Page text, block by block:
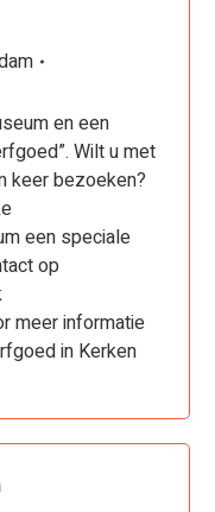
en een
Wilt u met
keer bezoeken?
een speciale
op
meer informatie
in Kerken